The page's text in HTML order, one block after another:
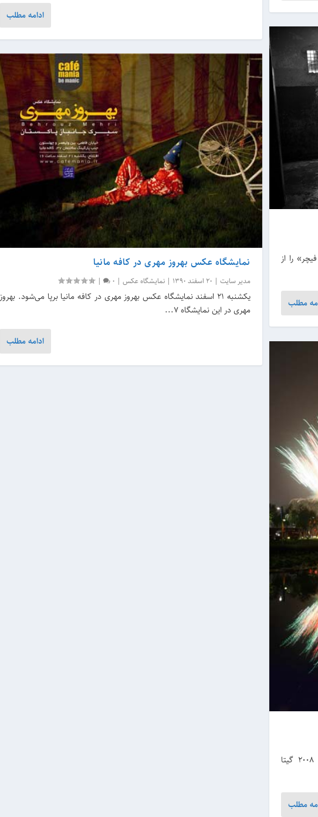
را از
مطلب
مصاحبه اختصاصی سایت عکاسی با بهروز مهری درباره المپیک 2008 گیتا
مطلب
ادامه مطلب
نمایشگاه عکس بهروز مهری در کافه مانیا
مدیر سایت | 20 اسفند 1390 |نمایشگاه عکس |
0
|
یکشنبه ۲۱ اسفند نمایشگاه عکس بهروز مهری در کافه مانیا برپا می‌شود. بهروز
مهری در این نمایشگاه ۷...
ادامه مطلب